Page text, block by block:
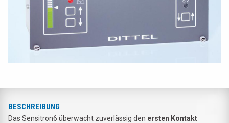
BESCHREIBUNG
Das Sensitron6 überwacht zuverlässig den ersten Kontakt